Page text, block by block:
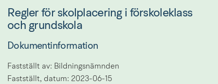
Regler för skolplacering i förskoleklass
och grundskola
Dokumentinformation
Fastställt av: Bildningsnämnden
Fastställt, datum: 2023-06-15